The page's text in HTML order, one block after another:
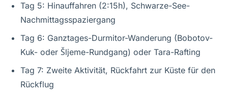
Tag 5: Hinauffahren (2:15h), Schwarze-See-
Nachmittagsspaziergang
Tag 6: Ganztages-Durmitor-Wanderung (Bobotov-
Kuk- oder Šljeme-Rundgang) oder Tara-Rafting
Tag 7: Zweite Aktivität, Rückfahrt zur Küste für den
Rückflug